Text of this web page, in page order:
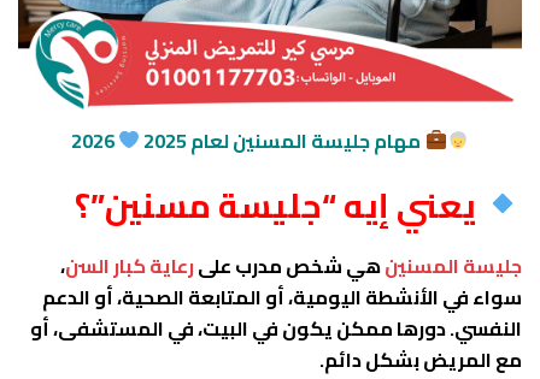
مهام جليسة المسنين لعام 2025
يعني إيه “جليسة مسنين”؟
جليسة المسنينهي شخص مدرب علىرعاية كبار السن،
سواء في الأنشطة اليومية، أو المتابعة الصحية، أو الدعم
النفسي. دورها ممكن يكون في البيت، في المستشفى، أو
مع المريض بشكل دائم.